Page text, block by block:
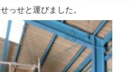
っせと運びました。